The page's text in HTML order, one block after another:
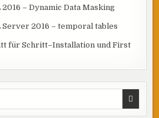
– Dynamic Data Masking
2016 – temporal tables
für Schritt–Installation und First